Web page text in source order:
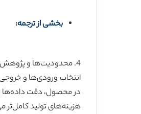
بخشی از ترجمه:
4. محدودیت‌ها و پژوهش‌های آتی
انتخاب ورودی‌ها و
در محصول، دقت داده‌ها
هزینه‌های تولید کامل‌تر